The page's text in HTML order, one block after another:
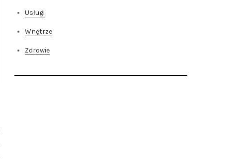
Usługi
Wnętrze
Zdrowie